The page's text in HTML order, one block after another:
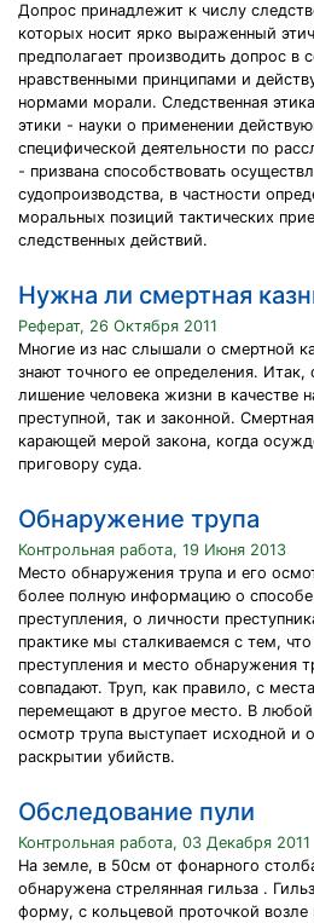
Допрос принадлежит к числу
которых носит ярко выраженный
предполагает производить допрос в
нравственными принципами и
нормами морали. Следственная
этики - науки о применении
специфической деятельности по
- призвана способствовать
судопроизводства, в частности
моральных позиций тактических
следственных действий.
Нужна ли смертная
Реферат, 26 Октября 2011
Многие из нас слышали о смертной
знают точного ее определения. Итак,
лишение человека жизни в качестве
преступной, так и законной.
карающей мерой закона, когда
приговору суда.
Обнаружение трупа
Контрольная работа, 19 Июня 2013
Место обнаружения трупа и его
более полную информацию о
преступления, о личности
практике мы сталкиваемся с тем,
преступления и место обнаружения
совпадают. Труп, как правило, с
перемещают в другое место. В
осмотр трупа выступает исходной и
раскрытии убийств.
Обследование пули
Контрольная работа, 03 Декабря 2011
На земле, в 50см от фонарного
обнаружена стрелянная гильза .
форму, с кольцевой проточкой